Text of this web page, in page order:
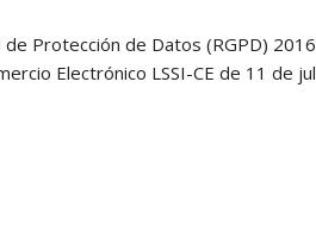
Protección de Datos (RGPD)
Electrónico LSSI-CE de 11 de